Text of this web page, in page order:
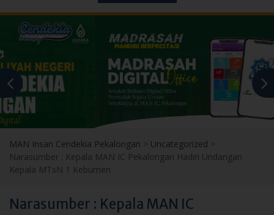
MAN Insan Cendekia Pekalongan > Uncategorized >
Narasumber : Kepala MAN IC Pekalongan Hadiri Undangan
Kepala MTsN 1 Kebumen
Narasumber : Kepala MAN IC